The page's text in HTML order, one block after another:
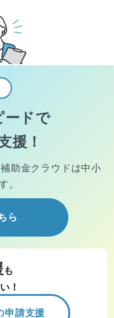
ードで
援！
補助金クラウドは中小
。
ら
も
！
申請支援